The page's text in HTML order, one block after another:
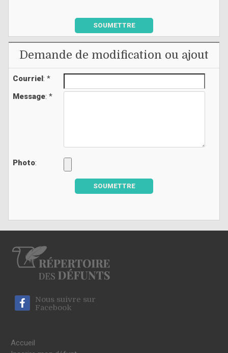
SOUMETTRE
Demande de modification ou ajout
Courriel: *
Message: *
Photo:
SOUMETTRE
Nous suivre sur
Facebook
Accueil